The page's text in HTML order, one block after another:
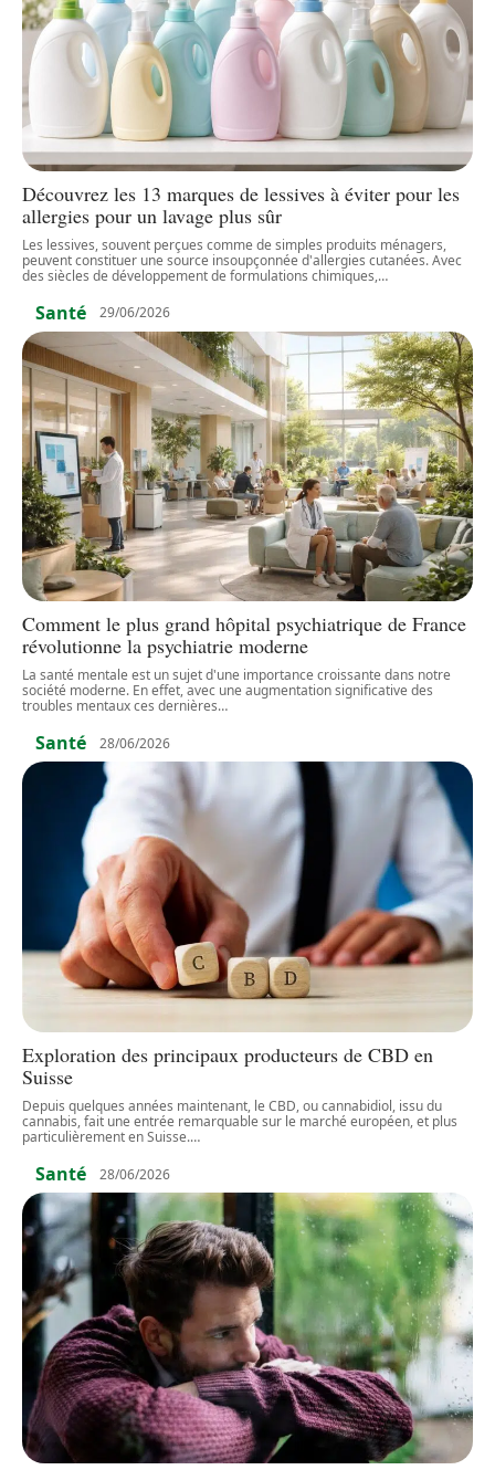
Découvrez les 13 marques de lessives à éviter pour les
allergies pour un lavage plus sûr
Les lessives, souvent perçues comme de simples produits ménagers,
peuvent constituer une source insoupçonnée d'allergies cutanées. Avec
des siècles de développement de formulations chimiques,…
Santé 29/06/2026
Comment le plus grand hôpital psychiatrique de France
révolutionne la psychiatrie moderne
La santé mentale est un sujet d'une importance croissante dans notre
société moderne. En effet, avec une augmentation significative des
troubles mentaux ces dernières…
Santé 28/06/2026
Exploration des principaux producteurs de CBD en
Suisse
Depuis quelques années maintenant, le CBD, ou cannabidiol, issu du
cannabis, fait une entrée remarquable sur le marché européen, et plus
particulièrement en Suisse.…
Santé 28/06/2026